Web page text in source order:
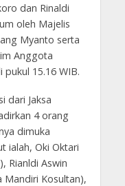
dan Rinaldi
oleh Majelis
Myanto serta
Anggota
pukul 15.16 WIB.
dari Jaksa
4 orang
dimuka
ialah, Oki Oktari
Rianldi Aswin
Mandiri Kosultan),